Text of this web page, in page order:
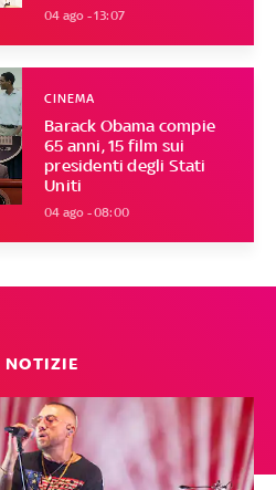
04 ago - 13:07
Barack Obama compie
65 anni, 15 film sui
presidenti degli Stati
Uniti
CINEMA
04 ago - 08:00
NOTIZIE